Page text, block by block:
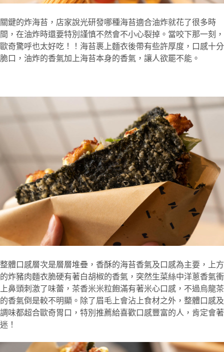
關鍵的炸海苔，店家說光研發哪種海苔適合油炸就花了很多時
間，在油炸時還要特別謹慎不然會不小心裂掉。當咬下那一刻，
歐奇驚呼也太好吃！！海苔裹上麵衣後帶有些許厚度，口感十分
脆口，油炸的香氣加上海苔本身的香氣，讓人欲罷不能。
整體口感層次是層層堆疊，香酥的海苔香氣及口感為主要，上方
的炸豬肉麵衣脆硬有著白胡椒的香氣，突然生菜絲中洋蔥香氣衝
上鼻頭刺激了味蕾，茶香米米粒飽滿有著米心口感，不過烏龍茶
的香氣倒是較不明顯。除了眉毛上會沾上食材之外，整體口感及
調味都超合歐奇胃口，特別推薦給喜歡口感豐富的人，肯定會著
迷！